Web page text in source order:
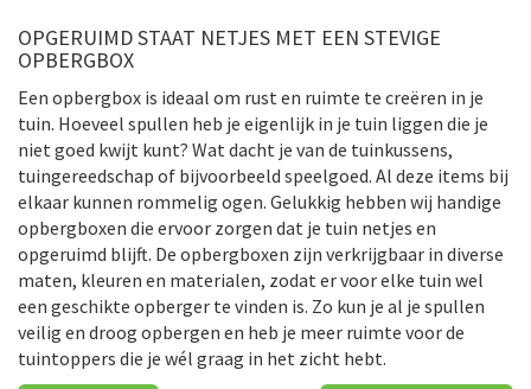
OPGERUIMD STAAT NETJES MET EEN STEVIGE
OPBERGBOX
Een opbergbox is ideaal om rust en ruimte te creëren in je
tuin. Hoeveel spullen heb je eigenlijk in je tuin liggen die je
niet goed kwijt kunt? Wat dacht je van de tuinkussens,
tuingereedschap of bijvoorbeeld speelgoed. Al deze items bij
elkaar kunnen rommelig ogen. Gelukkig hebben wij handige
opbergboxen die ervoor zorgen dat je tuin netjes en
opgeruimd blijft. De opbergboxen zijn verkrijgbaar in diverse
maten, kleuren en materialen, zodat er voor elke tuin wel
een geschikte opberger te vinden is. Zo kun je al je spullen
veilig en droog opbergen en heb je meer ruimte voor de
tuintoppers die je wél graag in het zicht hebt.